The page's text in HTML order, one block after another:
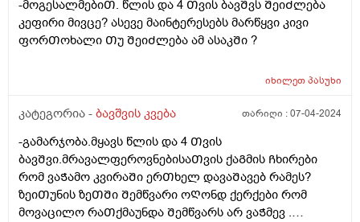
-მოგესალმებიᲗ. წლის და 4 Თვის ბავᲨვს ᲨეიᲫლება
კეფირი მივცე? ასევე მაინტერესებს მარწყვი კივი
ფორᲗოხალი Თუ ᲨეიᲫლება ამ ასაკᲨი ?
იხილეთპასუხი
კატეგორია - ბავშვის კვება თარიღი :07-04-2024
-გამარჯობა.მყავს წლის და 4 Თვის
ბავᲨვი.მრავალფეროვნებისაᲗვის ქაᲒმის Ჩხირები
რომ ვაᲭამო კვირაᲨი ერᲗხელ დავაᲨავებ რამეს?
ზეიᲗუნის ზეᲗᲨი Შემწვარი ოᲦონდ ქერქები რომ
მოვაცილო რაᲗქმაუნდა Შემწვარს არ ვაᲭმევ .